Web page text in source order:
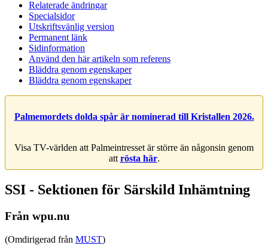
Relaterade ändringar
Specialsidor
Utskriftsvänlig version
Permanent länk
Sidinformation
Använd den här artikeln som referens
Bläddra genom egenskaper
Bläddra genom egenskaper
Palmemordets dolda spår är nominerad till Kristallen 2026.
Visa TV-världen att Palmeintresset är större än någonsin genom
att rösta här.
SSI - Sektionen för Särskild Inhämtning
Från wpu.nu
(Omdirigerad från MUST)